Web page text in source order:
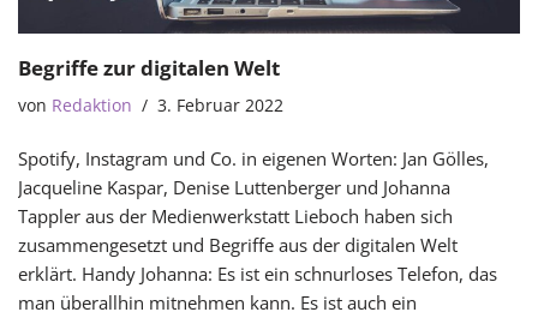
Begriffe zur digitalen Welt
von Redaktion 3. Februar 2022
Spotify, Instagram und Co. in eigenen Worten: Jan Gölles,
Jacqueline Kaspar, Denise Luttenberger und Johanna
Tappler aus der Medienwerkstatt Lieboch haben sich
zusammengesetzt und Begriffe aus der digitalen Welt
erklärt. Handy Johanna: Es ist ein schnurloses Telefon, das
man überallhin mitnehmen kann. Es ist auch ein